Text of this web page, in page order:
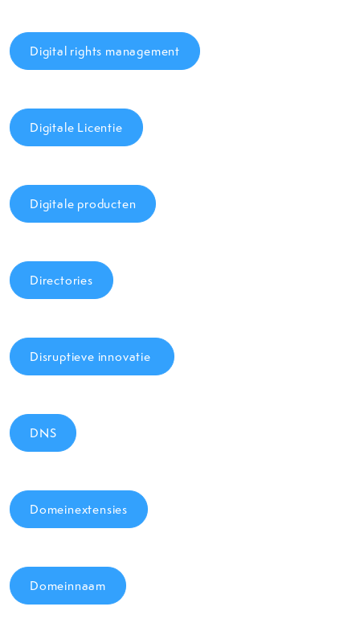
Digital rights management
Digitale Licentie
Digitale producten
Directories
Disruptieve innovatie
DNS
Domeinextensies
Domeinnaam